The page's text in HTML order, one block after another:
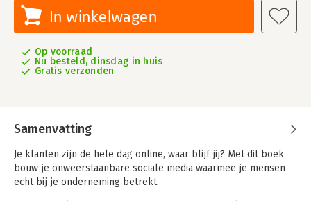
In winkelwagen
Op voorraad
Nu besteld, dinsdag in huis
Gratis verzonden
Samenvatting
Je klanten zijn de hele dag online, waar blijf jij? Met dit boek
bouw je onweerstaanbare sociale media waarmee je mensen
echt bij je onderneming betrekt.